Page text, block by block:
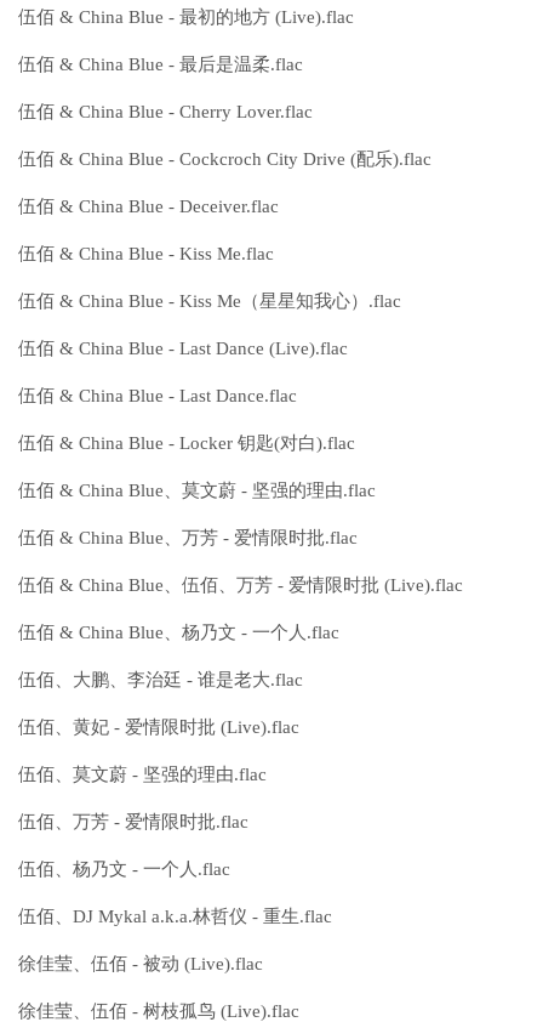
伍佰 & China Blue - 最初的地方 (Live).flac
伍佰 & China Blue - 最后是温柔.flac
伍佰 & China Blue - Cherry Lover.flac
伍佰 & China Blue - Cockcroch City Drive (配乐).flac
伍佰 & China Blue - Deceiver.flac
伍佰 & China Blue - Kiss Me.flac
伍佰 & China Blue - Kiss Me（星星知我心）.flac
伍佰 & China Blue - Last Dance (Live).flac
伍佰 & China Blue - Last Dance.flac
伍佰 & China Blue - Locker 钥匙(对白).flac
伍佰 & China Blue、莫文蔚 - 坚强的理由.flac
伍佰 & China Blue、万芳 - 爱情限时批.flac
伍佰 & China Blue、伍佰、万芳 - 爱情限时批 (Live).flac
伍佰 & China Blue、杨乃文 - 一个人.flac
伍佰、大鹏、李治廷 - 谁是老大.flac
伍佰、黄妃 - 爱情限时批 (Live).flac
伍佰、莫文蔚 - 坚强的理由.flac
伍佰、万芳 - 爱情限时批.flac
伍佰、杨乃文 - 一个人.flac
伍佰、DJ Mykal a.k.a.林哲仪 - 重生.flac
徐佳莹、伍佰 - 被动 (Live).flac
徐佳莹、伍佰 - 树枝孤鸟 (Live).flac